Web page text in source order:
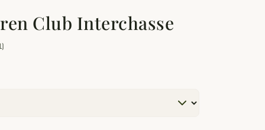
Club Interchasse